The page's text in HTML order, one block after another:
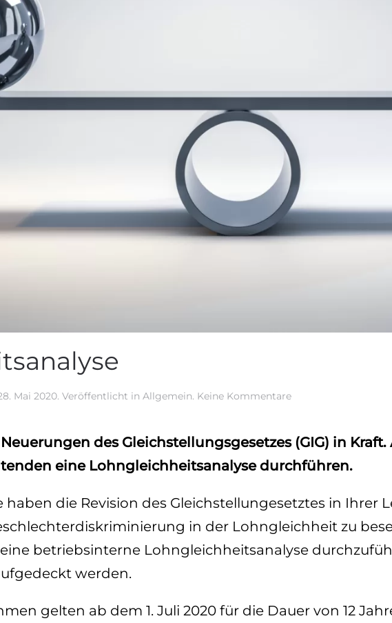
Mai 2020. Veröffentlicht in Allgemein. Keine Kommentarezu
des Gleichstellungsgesetzes (GIG) in
eine Lohngleichheitsanalyse durchführen.
die Revision des Gleichstellungesetztes in Ihrer
in der Lohngleichheit zu
betriebsinterne Lohngleichheitsanalyse
werden.
gelten ab dem 1. Juli 2020 für die Dauer von 12